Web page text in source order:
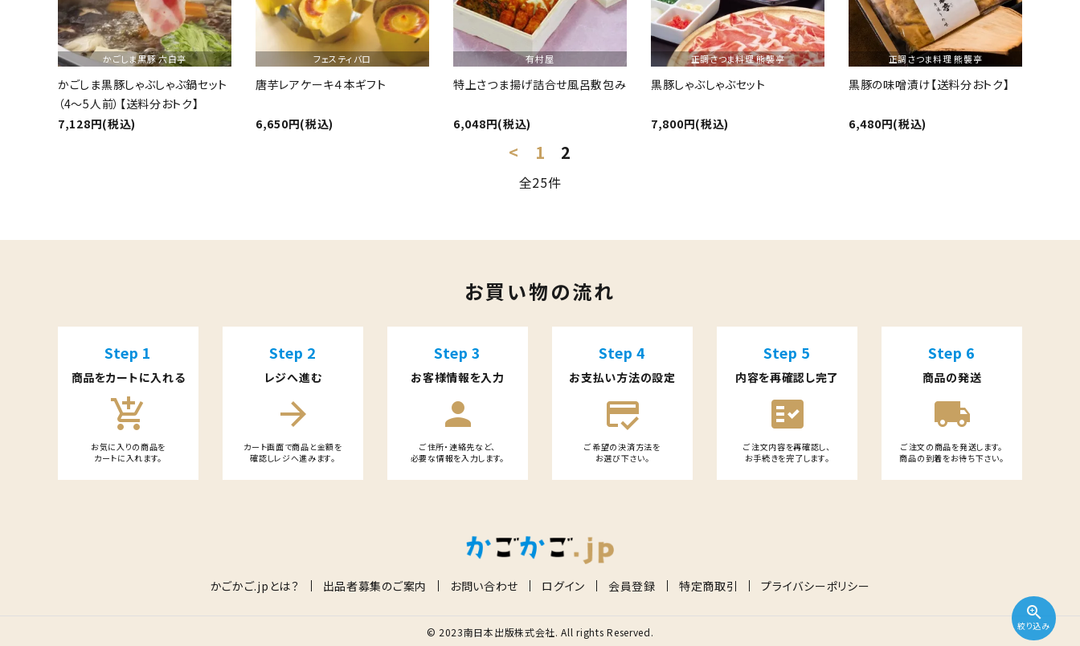
価格から選ぶ
エリアから選ぶ
かごかご.jpとは？
かごしま黒豚 六白亭
かごしま黒豚しゃぶしゃぶ鍋セット
（4～5人前）【送料分おトク】
7,128円(税込)
フェスティバロ
唐芋レアケーキ４本ギフト
6,650円(税込)
有村屋
特上さつま揚げ詰合せ風呂敷包み
6,048円(税込)
正調さつま料理 熊襲亭
黒豚しゃぶしゃぶセット
7,800円(税込)
正調さつま料理 熊襲亭
黒豚の味噌漬け【送料分おトク】
6,480円(税込)
< 1 2
全25件
zoom_in
絞り込み
お買い物の流れ
Step 1
商品をカートに入れる
add_shopping_cart
お気に入りの商品を
カートに入れます。
Step 2
レジへ進む
arrow_forward
カート画面で商品と金額を
確認しレジへ進みます。
Step 3
お客様情報を入力
person
ご住所・連絡先など、
必要な情報を入力します。
Step 4
お支払い方法の設定
credit_score
ご希望の決済方法を
お選び下さい。
Step 5
内容を再確認し完了
fact_check
ご注文内容を再確認し、
お手続きを完了します。
Step 6
商品の発送
local_shipping
ご注文の商品を発送します。
商品の到着をお待ち下さい。
かごかご.jpとは？ 出品者募集のご案内 お問い合わせ ログイン 会員登録 特定商取引 プライバシーポリシー
© 2023南日本出版株式会社. All rights Reserved.